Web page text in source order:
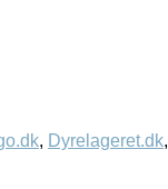
, Dyrelageret.dk,